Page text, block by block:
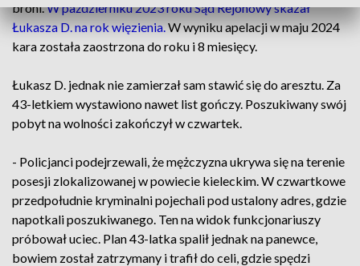
broni.W październiku 2023 roku Sąd Rejonowy skazał
Łukasza D. na rok więzienia.W wyniku apelacji w maju 2024
kara została zaostrzona do roku i 8 miesięcy.
Łukasz D. jednak nie zamierzał sam stawić się do aresztu. Za
43-letkiem wystawiono nawet list gończy. Poszukiwany swój
pobyt na wolności zakończył w czwartek.
- Policjanci podejrzewali, że mężczyzna ukrywa się na terenie
posesji zlokalizowanej w powiecie kieleckim. W czwartkowe
przedpołudnie kryminalni pojechali pod ustalony adres, gdzie
napotkali poszukiwanego. Ten na widok funkcjonariuszy
próbował uciec. Plan 43-latka spalił jednak na panewce,
bowiem został zatrzymany i trafił do celi, gdzie spędzi